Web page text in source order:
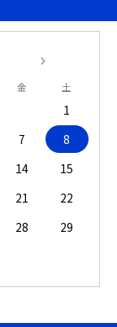
金 土
1
7
8
14
15
21
22
28
29